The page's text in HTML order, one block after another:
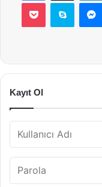
Pocket Skype
Kayıt Ol